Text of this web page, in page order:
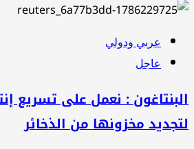
عربي ودولي
عاجل
: نعمل على تسريع
مخزونها من الذخائر